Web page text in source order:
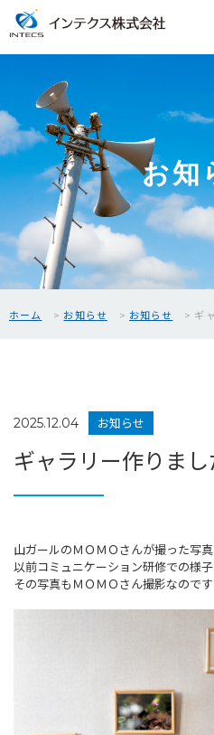
お知
ホーム お知らせ お知らせ ギ
2025.12.04 お知らせ
ギャラリー作りまし
山ガールのＭＯＭＯさんが撮った写
以前コミュニケーション研修での様子
その写真もＭＯＭＯさん撮影なので